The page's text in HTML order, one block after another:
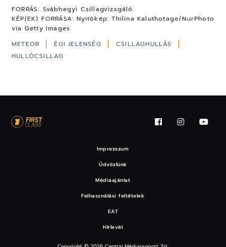
FORRÁS: Svábhegyi Csillagvizsgáló
KÉP(EK) FORRÁSA: Nyitókép: Thilina Kaluthotage/NurPhoto
via Getty Images
METEOR
ÉGI JELENSÉG
CSILLAGHULLÁS
HULLÓCSILLAG
Impresszum
Üdvözlünk
Médiaajánlat
Felhasználási feltételek
EAT
Hírlevél